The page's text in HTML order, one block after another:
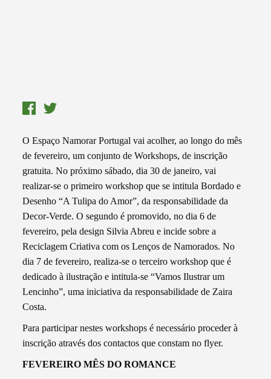
O Espaço Namorar Portugal vai acolher, ao longo do mês
de fevereiro, um conjunto de Workshops, de inscrição
gratuita. No próximo sábado, dia 30 de janeiro, vai
realizar-se o primeiro workshop que se intitula Bordado e
Desenho “A Tulipa do Amor”, da responsabilidade da
Decor-Verde. O segundo é promovido, no dia 6 de
fevereiro, pela design Silvia Abreu e incide sobre a
Reciclagem Criativa com os Lenços de Namorados. No
dia 7 de fevereiro, realiza-se o terceiro workshop que é
dedicado à ilustração e intitula-se “Vamos Ilustrar um
Lencinho”, uma iniciativa da responsabilidade de Zaira
Costa.
Para participar nestes workshops é necessário proceder à
inscrição através dos contactos que constam no flyer.
FEVEREIRO MÊS DO ROMANCE